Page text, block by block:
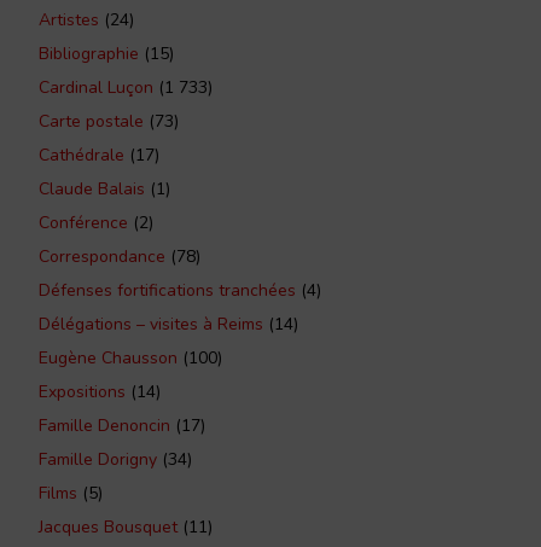
Artistes (24)
Bibliographie (15)
Cardinal Luçon (1 733)
Carte postale (73)
Cathédrale (17)
Claude Balais (1)
Conférence (2)
Correspondance (78)
Défenses fortifications tranchées (4)
Délégations – visites à Reims (14)
Eugène Chausson (100)
Expositions (14)
Famille Denoncin (17)
Famille Dorigny (34)
Films (5)
Jacques Bousquet(11)